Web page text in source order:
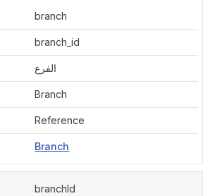
branch
branch_id
الفرع
Branch
Reference
Branch
branchId